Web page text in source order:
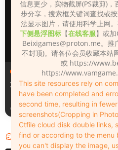
人物（Looks）
Zane
1天前
评论 0
信息更少，实物截屏(PS裁剪)
步分享，搜索框关键词查找或
法显示图片，请使用科学上网
下侧悬浮图标 【在线客服】或
Beixigames@proton.me。推
不封顶)。请各位会员收藏本
或 https://
https://
This site resources rely on
have been completed and
second time, resulting in
screenshots(Cropping in
Ctfile cloud disk double links,
find or according to the
you can't display the image,